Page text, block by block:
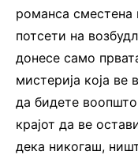
романса сместена
потсети на
донесе само
мистерија која ве
да бидете
крајот да ве
дека никогаш,